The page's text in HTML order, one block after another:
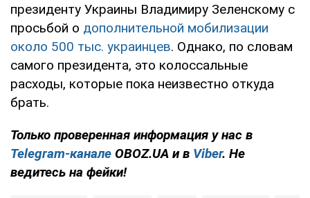
президенту Украины Владимиру Зеленскому с
просьбой о дополнительной мобилизации
около 500 тыс. украинцев. Однако, по словам
самого президента, это колоссальные
расходы, которые пока неизвестно откуда
брать.
Только проверенная информация у нас в
Telegram-канале OBOZ.UA и в Viber. Не
ведитесь на фейки!